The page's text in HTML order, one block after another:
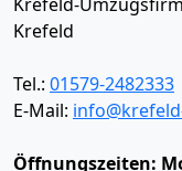
Krefeld
Tel.: 01579-2482333
E-Mail:
Öffnungszeiten: